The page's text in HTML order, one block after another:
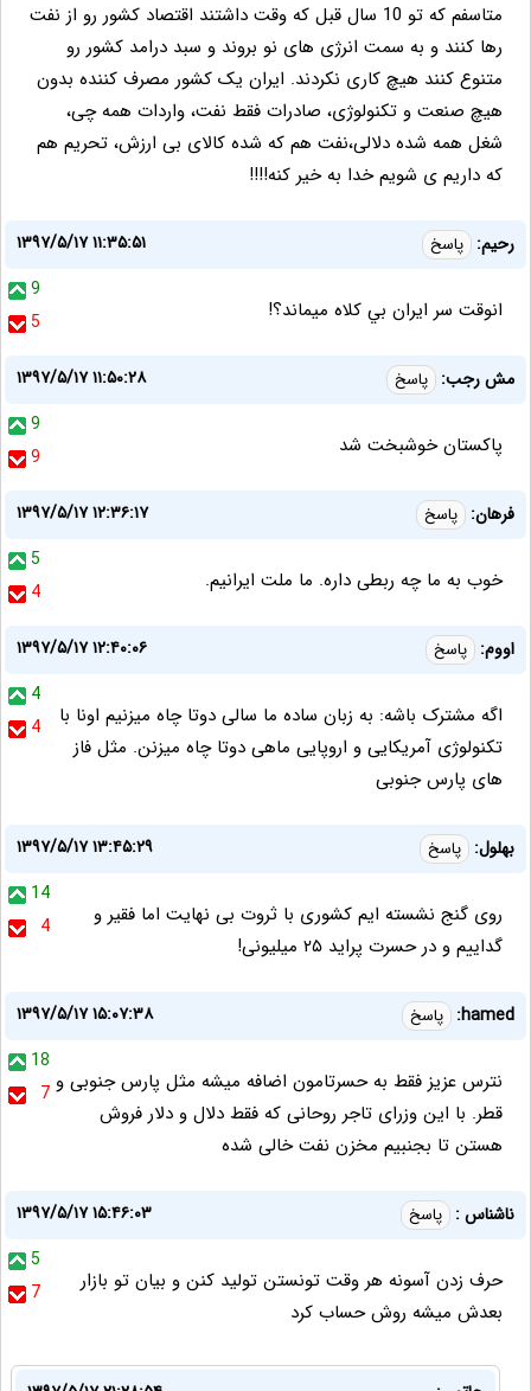
متاسفم که تو 10 سال قبل که وقت داشتند اقتصاد کشور رو از نفت
رها کنند و به سمت انرژی های نو بروند و سبد درامد کشور رو
متنوع کنند هیچ کاری نکردند. ایران یک کشور مصرف کننده بدون
هیچ صنعت و تکنولوژی، صادرات فقط نفت، واردات همه چی،
شغل همه شده دلالی،نفت هم که شده کالای بی ارزش، تحریم هم
که داریم ی شویم خدا به خیر کنه!!!!
رحيم: پاسخ
۱۳۹۷/۵/۱۷ ۱۱:۳۵:۵۱
9
5
انوقت سر ايران بي كلاه ميماند؟!
مش رجب: پاسخ
۱۳۹۷/۵/۱۷ ۱۱:۵۰:۲۸
9
9
پاکستان خوشبخت شد
فرهان: پاسخ
۱۳۹۷/۵/۱۷ ۱۲:۳۶:۱۷
5
4
خوب به ما چه ربطی داره. ما ملت ایرانیم.
اووم: پاسخ
۱۳۹۷/۵/۱۷ ۱۲:۴۰:۰۶
4
4
اگه مشترک باشه: به زبان ساده ما سالی دوتا چاه میزنیم اونا با
تکنولوژی آمریکایی و اروپایی ماهی دوتا چاه میزنن. مثل فاز
های پارس جنوبی
بهلول: پاسخ
۱۳۹۷/۵/۱۷ ۱۳:۴۵:۲۹
14
4
روی گنج نشسته ایم کشوری با ثروت بی نهایت اما فقیر و
گداییم و در حسرت پراید ۲۵ میلیونی!
hamed: پاسخ
۱۳۹۷/۵/۱۷ ۱۵:۰۷:۳۸
18
7 نترس عزیز فقط به حسرتامون اضافه میشه مثل پارس جنوبی و
قطر. با این وزرای تاجر روحانی که فقط دلال و دلار فروش
هستن تا بجنبیم مخزن نفت خالی شده
ناشناس : پاسخ
۱۳۹۷/۵/۱۷ ۱۵:۴۶:۰۳
5
7
حرف زدن آسونه هر وقت تونستن تولید کنن و بیان تو بازار
بعدش میشه روش حساب کرد